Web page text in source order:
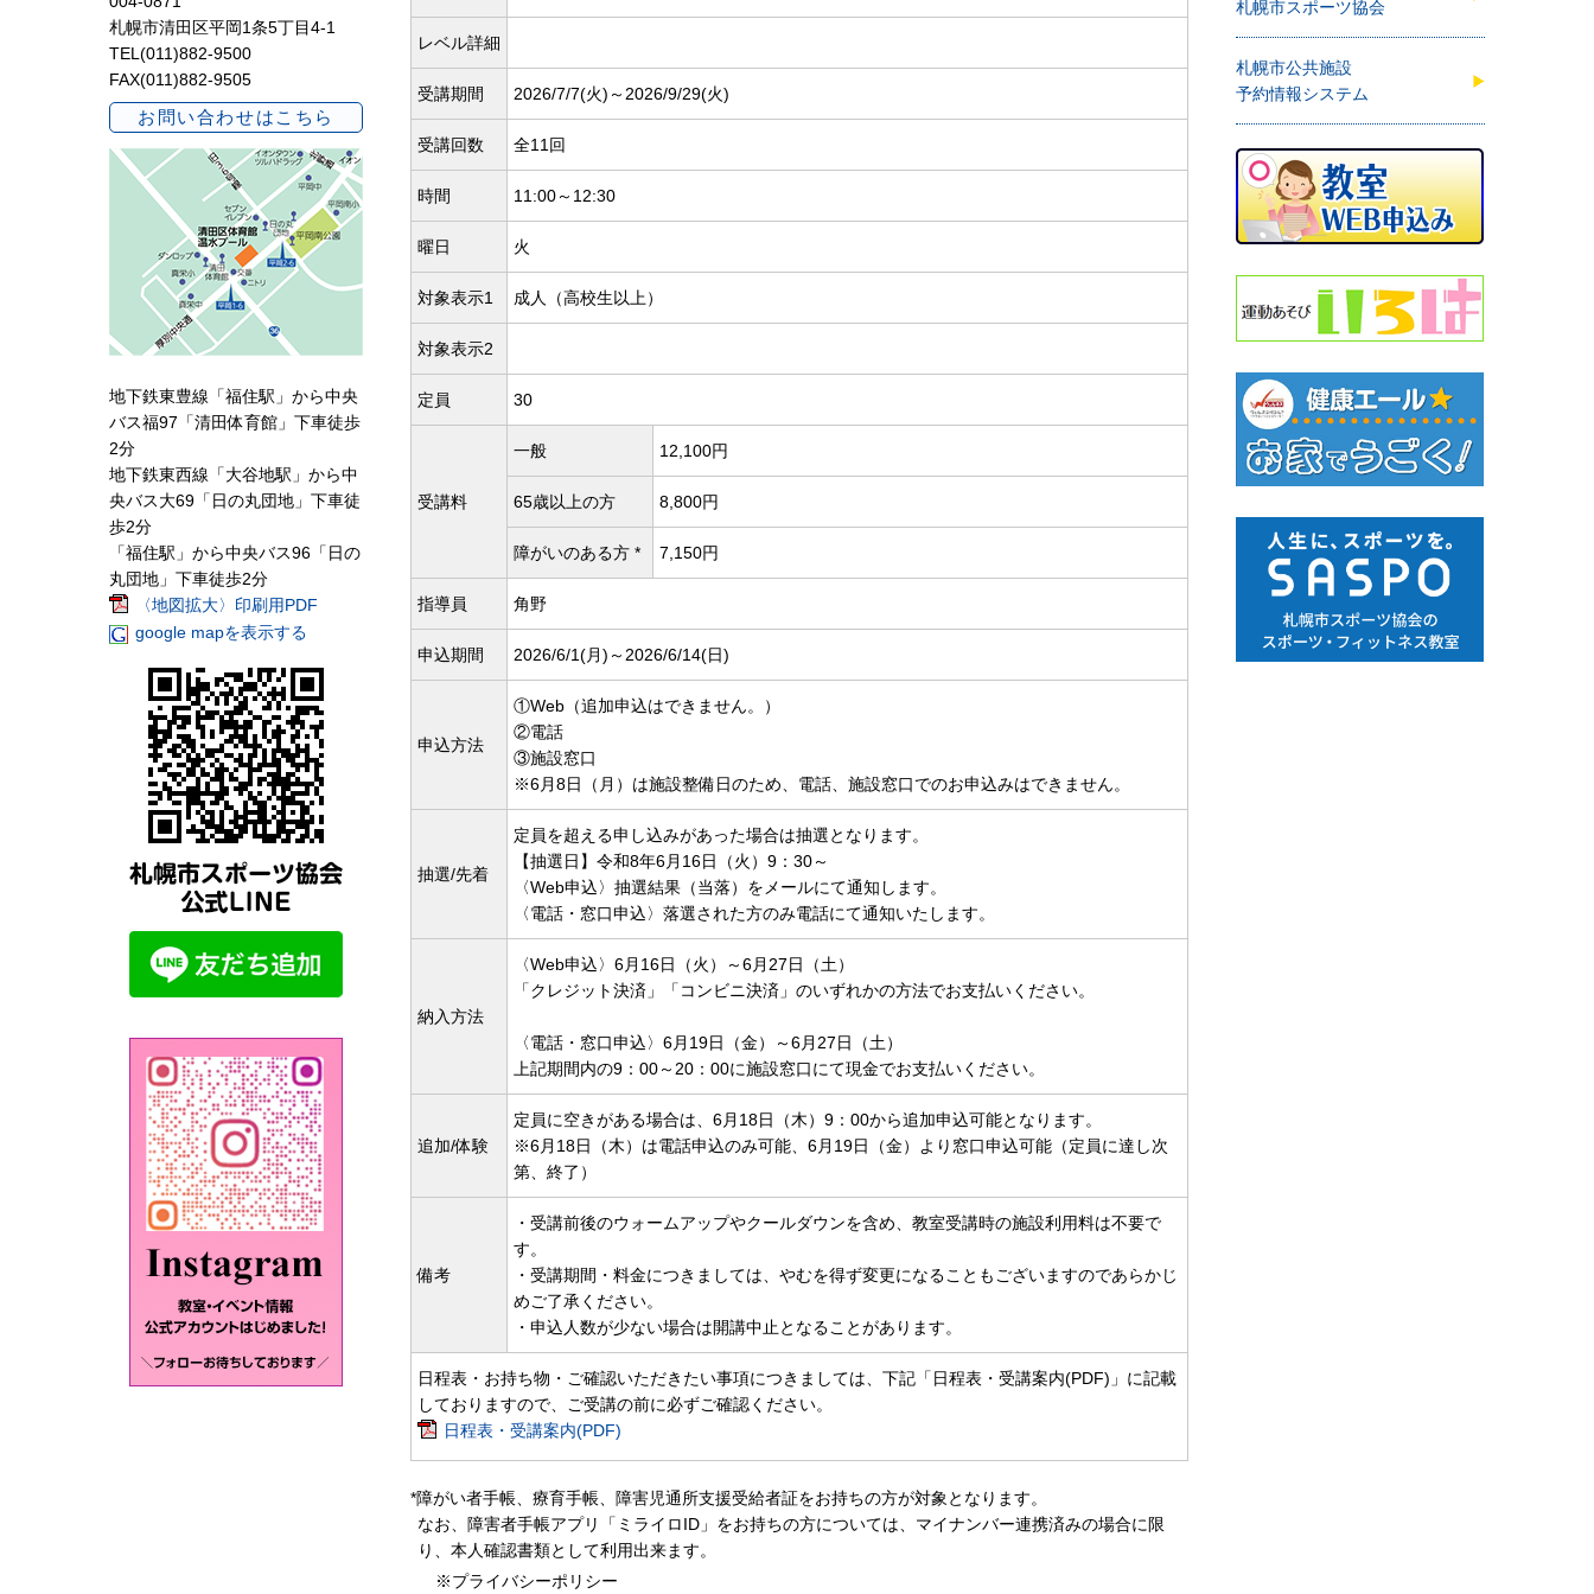
札幌市清田区平岡1条5丁目4-1
TEL(011)882-9500
FAX(011)882-9505
お問い合わせはこちら
地下鉄東豊線「福住駅」から中央
バス福97「清田体育館」下車徒歩
2分
地下鉄東西線「大谷地駅」から中
央バス大69「日の丸団地」下車徒
歩2分
「福住駅」から中央バス96「日の
丸団地」下車徒歩2分
〈地図拡大〉印刷用PDF
google mapを表示する
レベル詳細
受講期間 2026/7/7(火)～2026/9/29(火)
受講回数 全11回
時間 11:00～12:30
曜日 火
対象表示1 成人（高校生以上）
対象表示2
定員 30
受講料
一般 12,100円
65歳以上の方 8,800円
障がいのある方 * 7,150円
指導員 角野
申込期間 2026/6/1(月)～2026/6/14(日)
申込方法
①Web（追加申込はできません。）
②電話
③施設窓口
※6月8日（月）は施設整備日のため、電話、施設窓口でのお申込みはできません。
抽選/先着
定員を超える申し込みがあった場合は抽選となります。
【抽選日】令和8年6月16日（火）9：30～
〈Web申込〉抽選結果（当落）をメールにて通知します。
〈電話・窓口申込〉落選された方のみ電話にて通知いたします。
納入方法
〈Web申込〉6月16日（火）～6月27日（土）
「クレジット決済」「コンビニ決済」のいずれかの方法でお支払いください。
〈電話・窓口申込〉6月19日（金）～6月27日（土）
上記期間内の9：00～20：00に施設窓口にて現金でお支払いください。
追加/体験
定員に空きがある場合は、6月18日（木）9：00から追加申込可能となります。
※6月18日（木）は電話申込のみ可能、6月19日（金）より窓口申込可能（定員に達し次
第、終了）
備考
・受講前後のウォームアップやクールダウンを含め、教室受講時の施設利用料は不要で
す。
・受講期間・料金につきましては、やむを得ず変更になることもございますのであらかじ
めご了承ください。
・申込人数が少ない場合は開講中止となることがあります。
日程表・お持ち物・ご確認いただきたい事項につきましては、下記「日程表・受講案内(PDF)」に記載
しておりますので、ご受講の前に必ずご確認ください。
日程表・受講案内(PDF)
*障がい者手帳、療育手帳、障害児通所支援受給者証をお持ちの方が対象となります。
なお、障害者手帳アプリ「ミライロID」をお持ちの方については、マイナンバー連携済みの場合に限
り、本人確認書類として利用出来ます。
※プライバシーポリシー
札幌市スポーツ協会
札幌市公共施設
予約情報システム